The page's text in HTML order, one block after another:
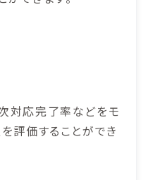
対応完了率などをモ
評価することができ